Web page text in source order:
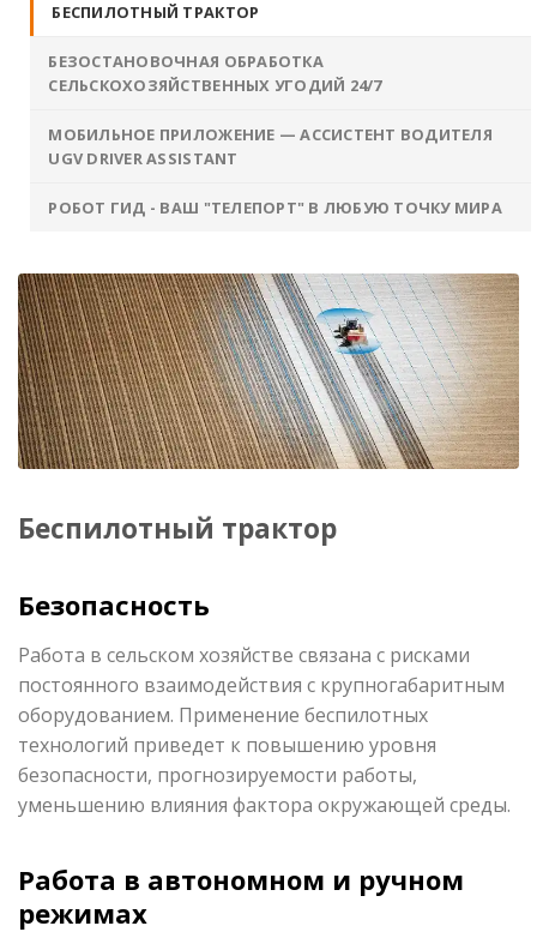
БЕСПИЛОТНЫЙ ТРАКТОР
БЕЗОСТАНОВОЧНАЯ ОБРАБОТКА
СЕЛЬСКОХОЗЯЙСТВЕННЫХ УГОДИЙ 24/7
МОБИЛЬНОЕ ПРИЛОЖЕНИЕ — АССИСТЕНТ ВОДИТЕЛЯ
UGV DRIVER ASSISTANT
РОБОТ ГИД - ВАШ "ТЕЛЕПОРТ" В ЛЮБУЮ ТОЧКУ МИРА
Беспилотный трактор
Безопасность
Работа в сельском хозяйстве связана с рисками
постоянного взаимодействия с крупногабаритным
оборудованием. Применение беспилотных
технологий приведет к повышению уровня
безопасности, прогнозируемости работы,
уменьшению влияния фактора окружающей среды.
Работа в автономном и ручном
режимах